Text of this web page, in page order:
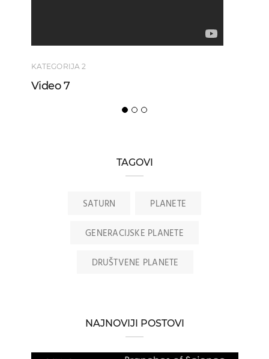
KATEGORIJA 2
Video 7
TAGOVI
SATURN PLANETE
GENERACIJSKE PLANETE
DRUŠTVENE PLANETE
NAJNOVIJI POSTOVI